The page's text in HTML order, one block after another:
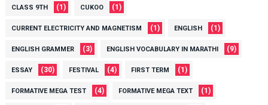
CLASS 9TH (1) CUKOO (1)
CURRENT ELECTRICITY AND MAGNETISM (1) ENGLISH (1)
ENGLISH GRAMMER (3) ENGLISH VOCABULARY IN MARATHI (9)
ESSAY (30) FESTIVAL (4) FIRST TERM (1)
FORMATIVE MEGA TEST (4) FORMATIVE MEGA TEXT (1)